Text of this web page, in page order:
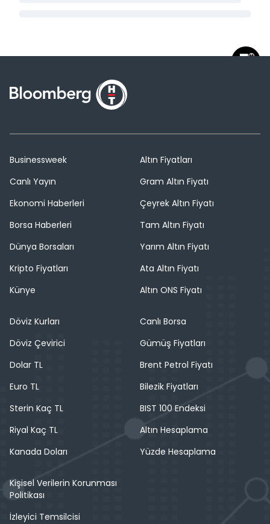
Businessweek
Canlı Yayın
Ekonomi Haberleri
Borsa Haberleri
Dünya Borsaları
Kripto Fiyatları
Künye
Altın Fiyatları
Gram Altın Fiyatı
Çeyrek Altın Fiyatı
Tam Altın Fiyatı
Yarım Altın Fiyatı
Ata Altın Fiyatı
Altın ONS Fiyatı
Döviz Kurları
Döviz Çevirici
Dolar TL
Euro TL
Sterin Kaç TL
Riyal Kaç TL
Kanada Doları
Canlı Borsa
Gümüş Fiyatları
Brent Petrol Fiyatı
Bilezik Fiyatları
BIST 100 Endeksi
Altın Hesaplama
Yüzde Hesaplama
Kişisel Verilerin Korunması
Politikası
İzleyici Temsilcisi